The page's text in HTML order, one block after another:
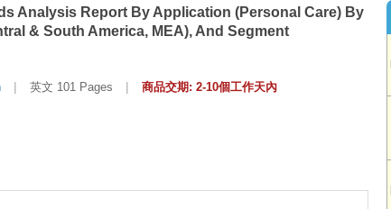
Analysis Report By Application (Personal Care) By
& South America, MEA), And Segment
| 英文 101 Pages | 商品交期: 2-10個工作天內